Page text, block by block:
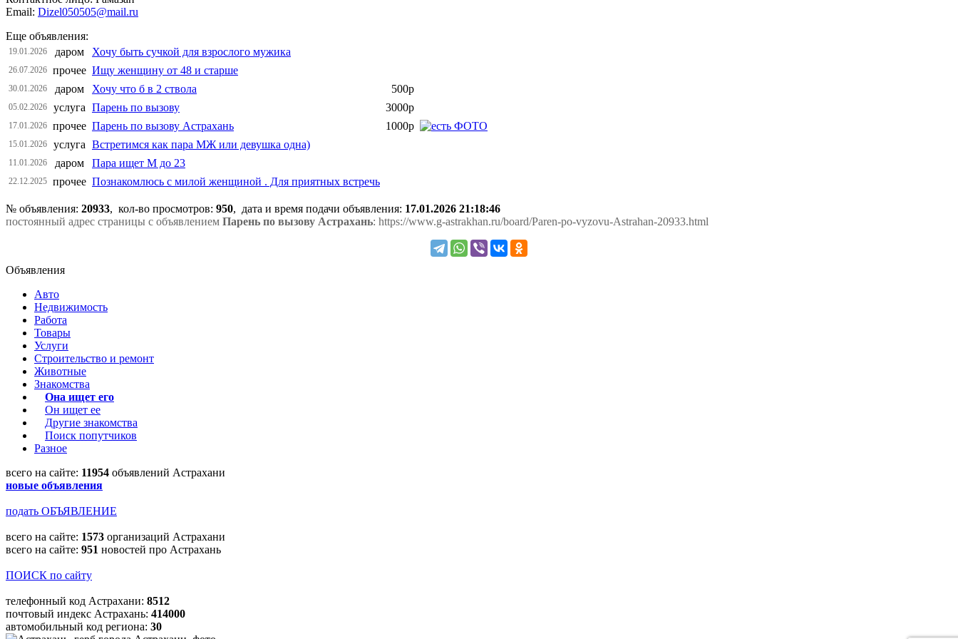
Email: Dizel050505@mail.ru
Еще объявления:
19.01.2026 даром Хочу быть сучкой для взрослого мужика
26.07.2026 прочее Ищу женщину от 48 и старше
30.01.2026 даром Хочу что б в 2 ствола 500р
05.02.2026 услуга Парень по вызову 3000р
17.01.2026 прочее Парень по вызову Астрахань 1000р
15.01.2026 услуга Встретимся как пара МЖ или девушка одна)
11.01.2026 даром Пара ищет М до 23
22.12.2025 прочее Познакомлюсь с милой женщиной . Для приятных встречь
№ объявления: 20933, кол-во просмотров: 950, дата и время подачи объявления: 17.01.2026 21:18:46
постоянный адрес страницы с объявлением Парень по вызову Астрахань: https://www.g-astrakhan.ru/board/Paren-po-vyzovu-Astrahan-20933.html
Объявления
Авто
Недвижимость
Работа
Товары
Услуги
Строительство и ремонт
Животные
Знакомства
Она ищет его
Он ищет ее
Другие знакомства
Поиск попутчиков
Разное
всего на сайте: 11954 объявлений Астрахани
новые объявления
подать ОБЪЯВЛЕНИЕ
всего на сайте: 1573 организаций Астрахани
всего на сайте: 951 новостей про Астрахань
ПОИСК по сайту
телефонный код Астрахани: 8512
почтовый индекс Астрахань: 414000
автомобильный код региона: 30